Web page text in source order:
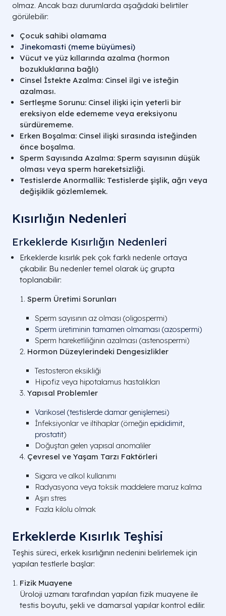
olmaz. Ancak bazı durumlarda aşağıdaki belirtiler
görülebilir:
Çocuk sahibi olamama
Jinekomasti (meme büyümesi)
Vücut ve yüz kıllarında azalma (hormon
bozukluklarına bağlı)
Cinsel İstekte Azalma: Cinsel ilgi ve isteğin
azalması.
Sertleşme Sorunu: Cinsel ilişki için yeterli bir
ereksiyon elde edememe veya ereksiyonu
sürdürememe.
Erken Boşalma: Cinsel ilişki sırasında isteğinden
önce boşalma.
Sperm Sayısında Azalma: Sperm sayısının düşük
olması veya sperm hareketsizliği.
Testislerde Anormallik: Testislerde şişlik, ağrı veya
değişiklik gözlemlemek.
Kısırlığın Nedenleri
Erkeklerde Kısırlığın Nedenleri
Erkeklerde kısırlık pek çok farklı nedenle ortaya
çıkabilir. Bu nedenler temel olarak üç grupta
toplanabilir:
Sperm Üretimi Sorunları
Sperm sayısının az olması (oligospermi)
Sperm üretiminin tamamen olmaması (azospermi)
Sperm hareketliliğinin azalması (astenospermi)
Hormon Düzeylerindeki Dengesizlikler
Testosteron eksikliği
Hipofiz veya hipotalamus hastalıkları
Yapısal Problemler
Varikosel (testislerde damar genişlemesi)
İnfeksiyonlar ve iltihaplar (örneğin epididimit,
prostatit)
Doğuştan gelen yapısal anomaliler
Çevresel ve Yaşam Tarzı Faktörleri
Sigara ve alkol kullanımı
Radyasyona veya toksik maddelere maruz kalma
Aşırı stres
Fazla kilolu olmak
Erkeklerde Kısırlık Teşhisi
Teşhis süreci, erkek kısırlığının nedenini belirlemek için
yapılan testlerle başlar:
Fizik Muayene
Üroloji uzmanı tarafından yapılan fizik muayene ile
testis boyutu, şekli ve damarsal yapılar kontrol edilir.